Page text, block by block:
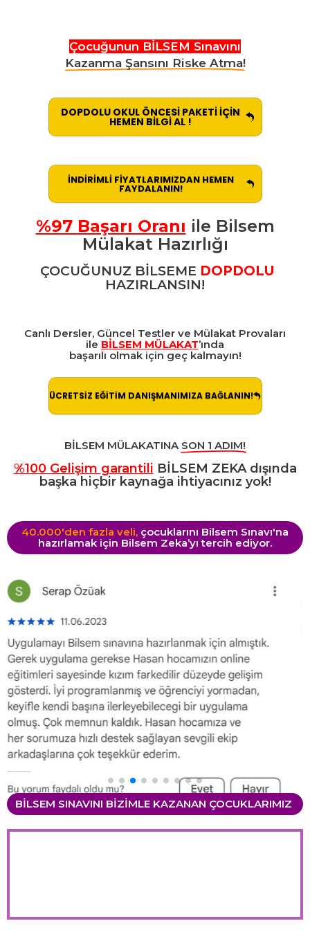
Çocuğunun BİLSEM Sınavını
Kazanma Şansını Riske Atma!
DOPDOLU OKUL ÖNCESİ PAKETİ İÇİN
HEMEN BİLGİ AL !
İNDİRİMLİ FİYATLARIMIZDAN HEMEN
FAYDALANIN!
%97 Başarı Oranı ile Bilsem
Mülakat Hazırlığı
ÇOCUĞUNUZ BİLSEME DOPDOLU
HAZIRLANSIN!
Canlı Dersler, Güncel Testler ve Mülakat Provaları
ile BİLSEM MÜLAKAT’ında
başarılı olmak için geç kalmayın!
ÜCRETSİZ EĞİTİM DANIŞMANIMIZA BAĞLANIN!
BİLSEM MÜLAKATINA SON 1 ADIM!
%100 Gelişim garantili BİLSEM ZEKA dışında
başka hiçbir kaynağa ihtiyacınız yok!
40.000'den fazla veli, çocuklarını Bilsem Sınavı'na
hazırlamak için Bilsem Zeka’yı tercih ediyor.
BİLSEM SINAVINI BİZİMLE KAZANAN ÇOCUKLARIMIZ